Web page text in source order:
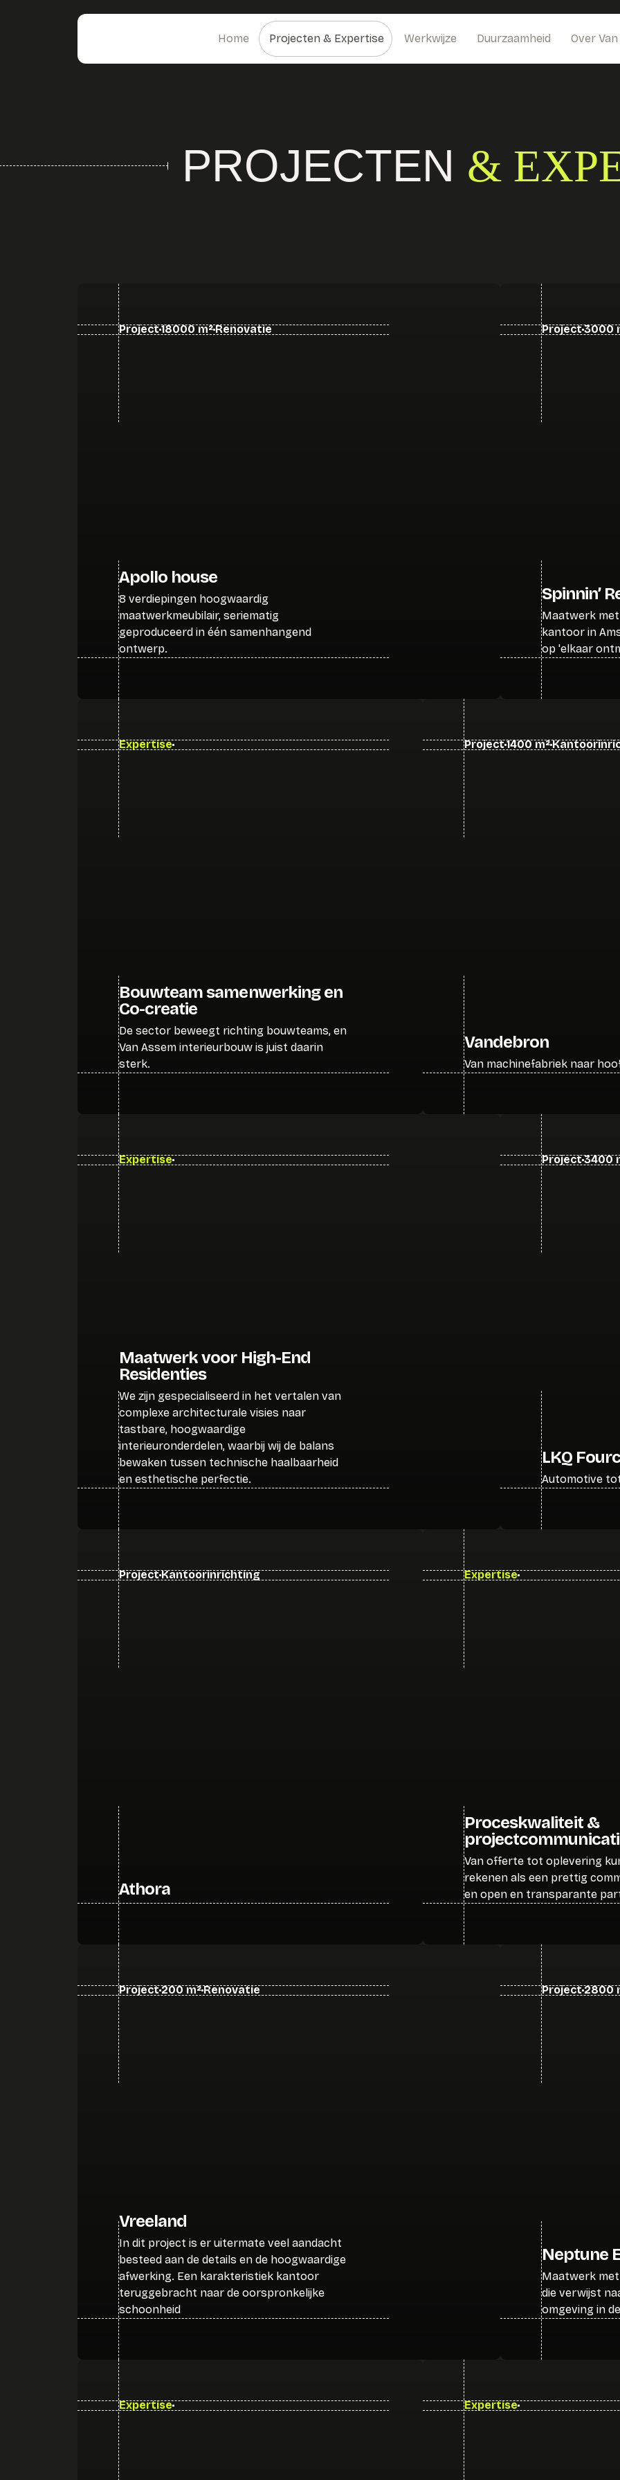
Home Projecten & Expertise Werkwijze Duurzaamheid Over
PROJECTEN &
Project18000 m² Renovatie
Apollo house
8 verdiepingen hoogwaardig
maatwerkmeubilair, seriematig
geproduceerd in één samenhangend
ontwerp.
Project3000
Spinnin’
Maatwerk
kantoor in
op 'elkaar
Expertise
Bouwteam samenwerking en
Co-creatie
De sector beweegt richting bouwteams, en
Van Assem interieurbouw is juist daarin
sterk.
Project1400 m²
Vandebron
Van machinefabriek naar
Expertise
Maatwerk voor High-End
Residenties
We zijn gespecialiseerd in het vertalen van
complexe architecturale visies naar
tastbare, hoogwaardige
interieuronderdelen, waarbij wij de balans
bewaken tussen technische haalbaarheid
en esthetische perfectie.
Project3400
LKQ
Automotive
ProjectKantoorinrichting
Athora
Expertise
Proceskwaliteit &
Van offerte tot oplevering
rekenen als een prettig
en open en transparante
Project200 m²Renovatie
Vreeland
In dit project is er uitermate veel aandacht
besteed aan de details en de hoogwaardige
afwerking. Een karakteristiek kantoor
teruggebracht naar de oorspronkelijke
schoonheid
Project2800
Neptune
Maatwerk
die verwijst
omgeving in
Expertise Expertise